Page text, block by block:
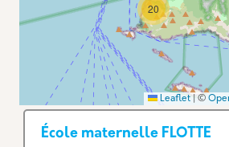
20
Leaflet ©
École maternelle FLOTTE